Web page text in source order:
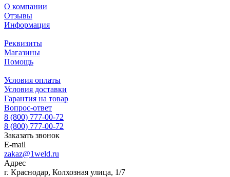
О компании
Отзывы
Информация
Реквизиты
Магазины
Помощь
Условия оплаты
Условия доставки
Гарантия на товар
Вопрос-ответ
8 (800) 777-00-72
8 (800) 777-00-72
Заказать звонок
E-mail
zakaz@1weld.ru
Адрес
г. Краснодар, Колхозная улица, 1/7